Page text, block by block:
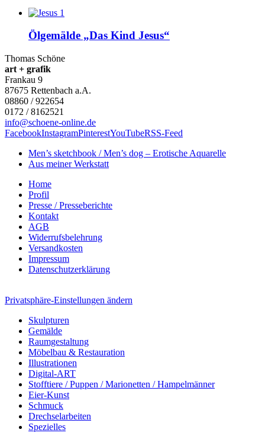
Ölgemälde „Das Kind Jesus“
Thomas Schöne
art + grafik
Frankau 9
87675 Rettenbach a.A.
08860 / 922654
0172 / 8162521
info@schoene-online.de
FacebookInstagramPinterestYouTubeRSS-Feed
Men’s sketchbook / Men’s dog – Erotische Aquarelle
Aus meiner Werkstatt
Home
Profil
Presse / Presseberichte
Kontakt
AGB
Widerrufsbelehrung
Versandkosten
Impressum
Datenschutzerklärung
Privatsphäre-Einstellungen ändern
Skulpturen
Gemälde
Raumgestaltung
Möbelbau & Restauration
Illustrationen
Digital-ART
Stofftiere / Puppen / Marionetten / Hampelmänner
Eier-Kunst
Schmuck
Drechselarbeiten
Spezielles